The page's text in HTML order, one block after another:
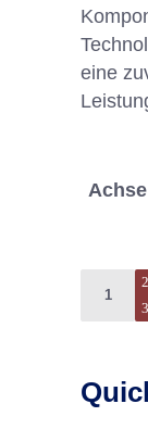
eine
Achse
Quantity